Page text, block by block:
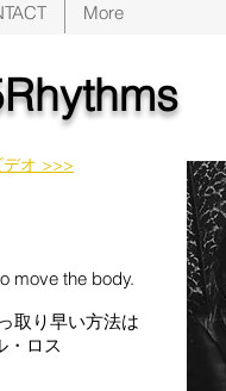
More
デオ >>>
move the body.
取り早い方法は
ロス